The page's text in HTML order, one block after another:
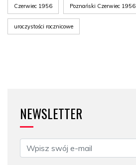
Czerwiec 1956 Poznański Czerwiec 1956
uroczystości rocznicowe
NEWSLETTER